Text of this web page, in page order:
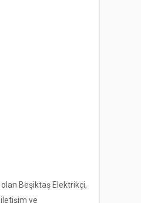
Beşiktaş Elektrikçi,
ve